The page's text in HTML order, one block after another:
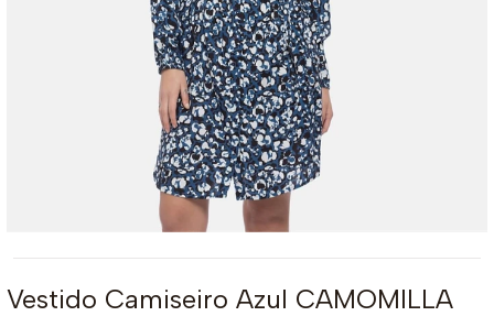
Vestido Camiseiro Azul CAMOMILLA